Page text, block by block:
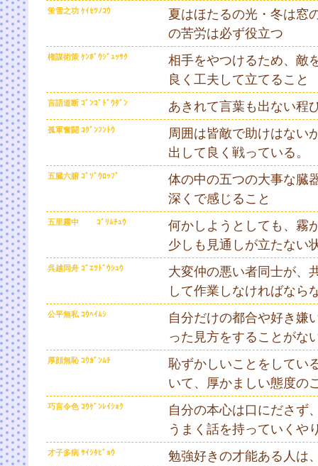
蛍雪之功 ｹｲｾﾂﾉｺｳ
夏はほたるの光・冬は窓
の苦労は必ず役立つ
権謀術策 ｹﾝﾎﾞｳｼﾞｭｯｻｸ
相手をやつけるため、敵
良く工夫して立てること
言語道断 ｺﾞﾝｺﾞﾄﾞｳﾀﾞﾝ あきれて言葉も出ない程
孤軍奮闘 ｺｸﾞﾝﾌﾝﾄｳ
周囲は皆敵で助けはない
出して良く戦っている。
五臓六腑 ｺﾞｿﾞｳﾛｯﾌﾟ
体の中の五つの大事な臓
深くで感じること
五里霧中 ｺﾞﾘﾑﾁｭｳ
何かしようとしても、霧
少しも見通しが立たない
呉越同舟 ｺﾞｴﾂﾄﾞｳｼｭｳ
大変仲の悪い者同士が、
して作業しなければなら
公平無私 ｺｳﾍｲﾑｼ
自分だけの都合や好き嫌
った見方をすることがな
厚顔無恥 ｺｳｶﾞﾝﾑﾁ
恥ずかしいことをしてい
いて、厚かましい態度の
巧言令色 ｺｳｹﾞﾝﾚｲｼｮｸ
自分の本心は口にださず
うまく話を持っていくや
才子多病 ｻｲｼﾀﾋﾞｮｳ 勉強好きの才能ある人は